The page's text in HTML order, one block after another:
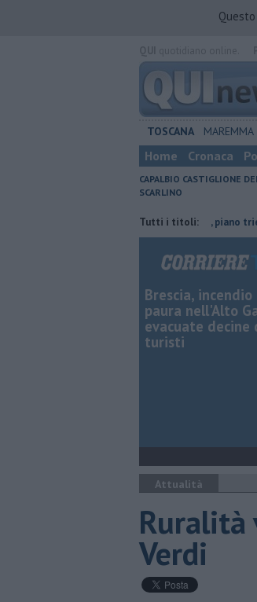
TOSCANA MAREMMA
Home Cronaca
CAPALBIO CASTIGLIONE
SCARLINO
Tutti i titoli:
Porti regionali, piano triennale
Brescia, incendio
paura nell'Alto
evacuate decine
turisti
Attualità
Ruralità
Verdi